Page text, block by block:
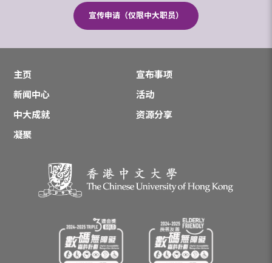
宣传申请（仅限中大职员）
主页
宣布事项
新闻中心
活动
中大成就
资源分享
凝聚